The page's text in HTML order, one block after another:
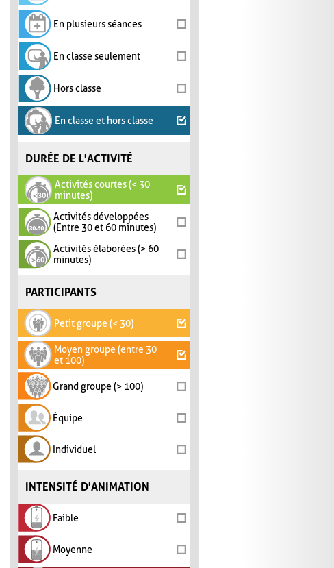
En plusieurs séances
En classe seulement
Hors classe
En classe et hors classe
DURÉE DE L'ACTIVITÉ
Activités courtes (< 30
minutes)
Activités développées
(Entre 30 et 60 minutes)
Activités élaborées (> 60
minutes)
PARTICIPANTS
Petit groupe (< 30)
Moyen groupe (entre 30
et 100)
Grand groupe (> 100)
Équipe
Individuel
INTENSITÉ D'ANIMATION
Faible
Moyenne